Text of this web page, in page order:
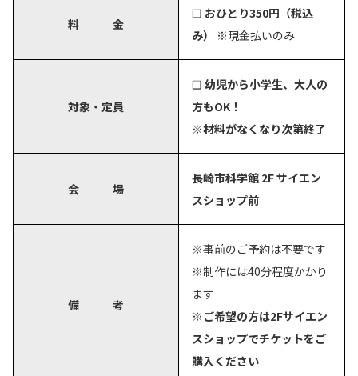
料 金
❑ おひとり350円（税込
み）
※現金払いのみ
対象・定員
❑ 幼児から小学生、大人の
方もOK！
※材料がなくなり次第終了
会 場
長崎市科学館 2F サイエン
スショップ前
備 考
※事前のご予約は不要です
※制作には40分程度かかり
ます
※ご希望の方は2Fサイエン
スショップでチケットをご
購入ください